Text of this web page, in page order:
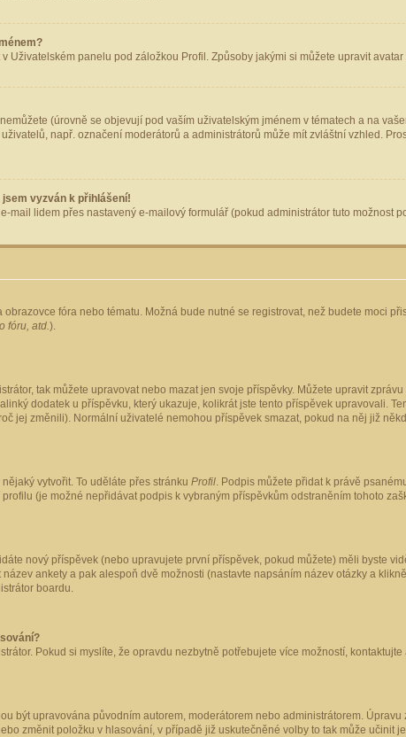
Uživatelském panelu pod záložkou Profil. Způsoby jakými si můžete upravit
(úrovně se objevují pod vaším uživatelským jménem v tématech a na
např. označení moderátorů a administrátorů může mít zvláštní vzhled.
vyzván k přihlášení!
mail lidem přes nastavený e-mailový formulář (pokud administrátor tuto
fóra nebo tématu. Možná bude nutné se registrovat, než budete moci
fóru, atd.).
tak můžete upravovat nebo mazat jen svoje příspěvky. Můžete upravit
dodatek u příspěvku, který ukazuje, kolikrát jste tento příspěvek upravovali.
jej změnili). Normální uživatelé nemohou příspěvek smazat, pokud na něj již
vytvořit. To uděláte přes stránku Profil. Podpis můžete přidat k právě
(je možné nepřidávat podpis k vybraným příspěvkům odstraněním tohoto
nový příspěvek (nebo upravujete první příspěvek, pokud můžete) měli byste
ankety a pak alespoň dvě možnosti (nastavte napsáním název otázky a
boardu.
Pokud si myslíte, že opravdu nezbytně potřebujete více možností,
být upravována původním autorem, moderátorem nebo administrátorem.
změnit položku v hlasování, v případě již uskutečněné volby to tak může